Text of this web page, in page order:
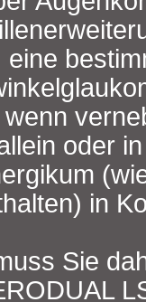
oder
in
Sie